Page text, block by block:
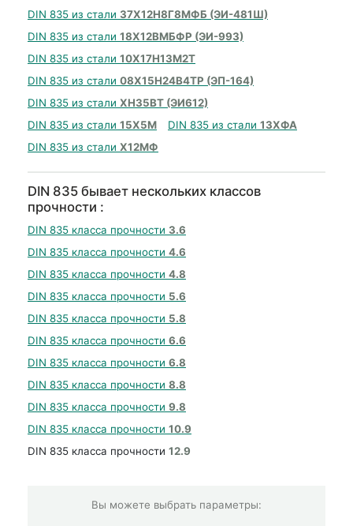
DIN 835 из стали 37Х12Н8Г8МФБ (ЭИ-481Ш)
DIN 835 из стали 18Х12ВМБФР (ЭИ-993)
DIN 835 из стали 10Х17Н13М2Т
DIN 835 из стали 08Х15Н24В4ТР (ЭП-164)
DIN 835 из стали ХН35ВТ (ЭИ612)
DIN 835 из стали 15Х5М DIN 835 из стали 13ХФА
DIN 835 из стали Х12МФ
DIN 835 бывает нескольких классов
прочности :
DIN 835 класса прочности 3.6
DIN 835 класса прочности 4.6
DIN 835 класса прочности 4.8
DIN 835 класса прочности 5.6
DIN 835 класса прочности 5.8
DIN 835 класса прочности 6.6
DIN 835 класса прочности 6.8
DIN 835 класса прочности 8.8
DIN 835 класса прочности 9.8
DIN 835 класса прочности 10.9
DIN 835 класса прочности 12.9
Вы можете выбрать параметры: